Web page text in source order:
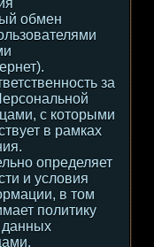
обмен
за
с которыми
в рамках
определяет
и условия
в том
политику
данных